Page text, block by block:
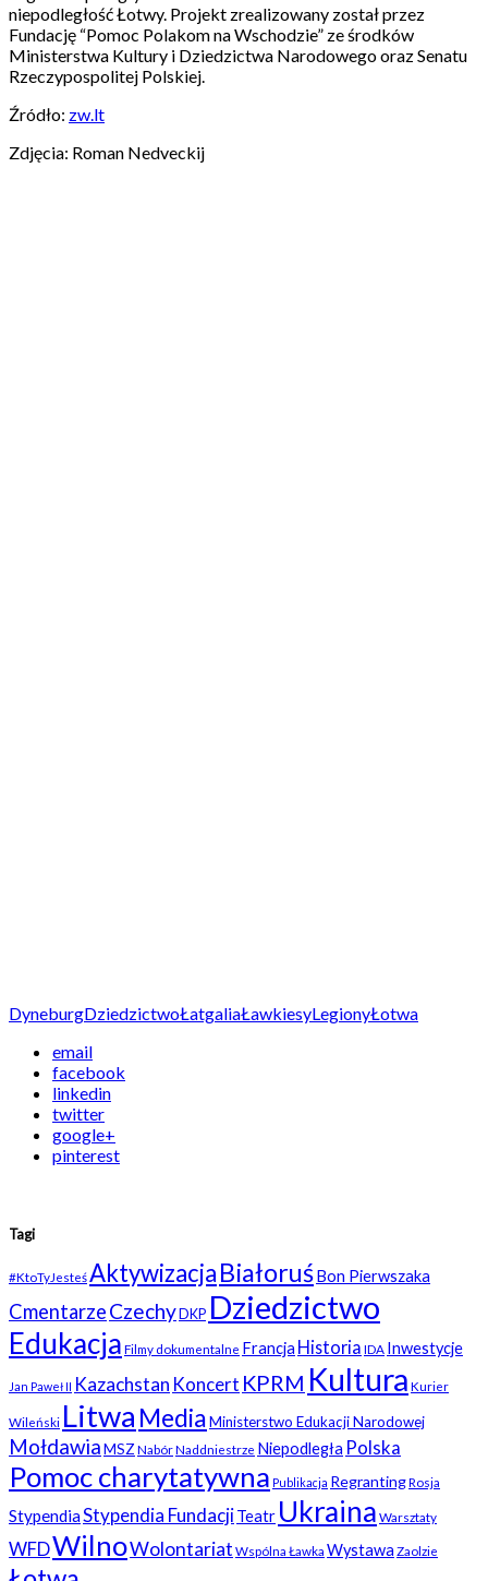
niepodległość Łotwy. Projekt zrealizowany został przez
Fundację “Pomoc Polakom na Wschodzie” ze środków
Ministerstwa Kultury i Dziedzictwa Narodowego oraz Senatu
Rzeczypospolitej Polskiej.
Źródło: zw.lt
Zdjęcia: Roman Nedveckij
DyneburgDziedzictwoŁatgaliaŁawkiesyLegionyŁotwa
email
facebook
linkedin
twitter
google+
pinterest
Tagi
#KtoTyJesteśAktywizacjaBiałoruśBon Pierwszaka
CmentarzeCzechyDKP Dziedzictwo
Edukacja Filmy dokumentalne Francja Historia IDA Inwestycje
Jan Paweł II Kazachstan Koncert KPRM Kultura Kurier
Wileński Litwa MediaMinisterstwo Edukacji Narodowej
MołdawiaMSZ NabórNaddniestrze Niepodległa Polska
Pomoc charytatywna Publikacja RegrantingRosja
StypendiaStypendia FundacjiTeatr Ukraina Warsztaty
WFDWilnoWolontariat Wspólna Ławka Wystawa Zaolzie